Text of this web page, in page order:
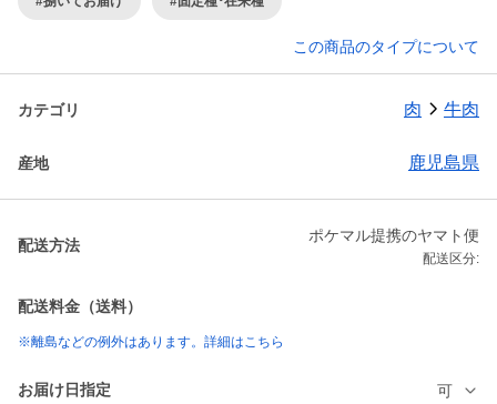
この商品のタイプについて
カテゴリ 肉 牛肉
産地 鹿児島県
配送方法
ポケマル提携のヤマト便
配送区分:
配送料金（送料）
※離島などの例外はあります。詳細はこちら
お届け日指定 可